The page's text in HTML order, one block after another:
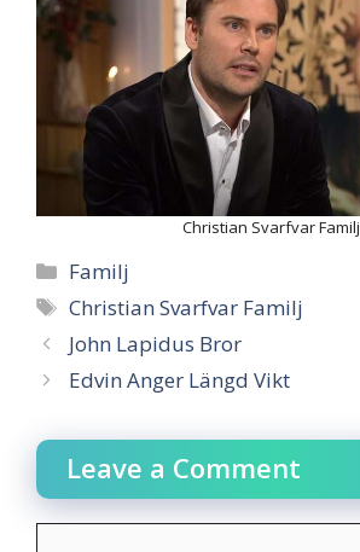
Christian Svarfvar Familj
Categories
Familj
Tags
Christian Svarfvar Familj
John Lapidus Bror
Edvin Anger Längd Vikt
Leave a Comment